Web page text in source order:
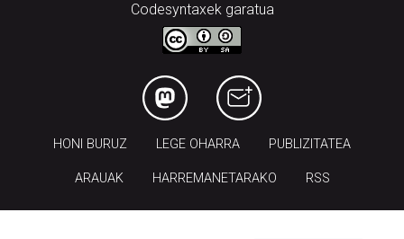
Codesyntaxek garatua
HONI BURUZ LEGE OHARRA PUBLIZITATEA
ARAUAK HARREMANETARAKO RSS